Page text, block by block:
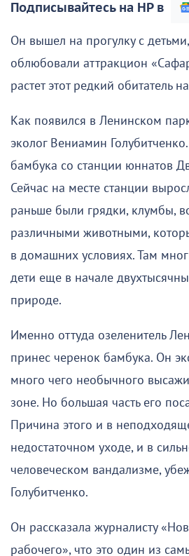
Подписывайтесь на НР в
Он вышел на прогулку с
облюбовали аттракцион
растет этот редкий обитатель
Как появился в Ленинском
эколог Вениамин
бамбука со станции юннатов
Сейчас на месте станции
раньше были грядки, клумбы,
различными животными,
в домашних условиях. Там
дети еще в начале
природе.
Именно оттуда озеленитель
принес черенок бамбука. Он
много чего необычного
зоне. Но большая часть его
Причина этого и в
недостаточном уходе, и в
человеческом вандализме,
Голубитченко.
Он рассказала журналисту
рабочего», что это один из